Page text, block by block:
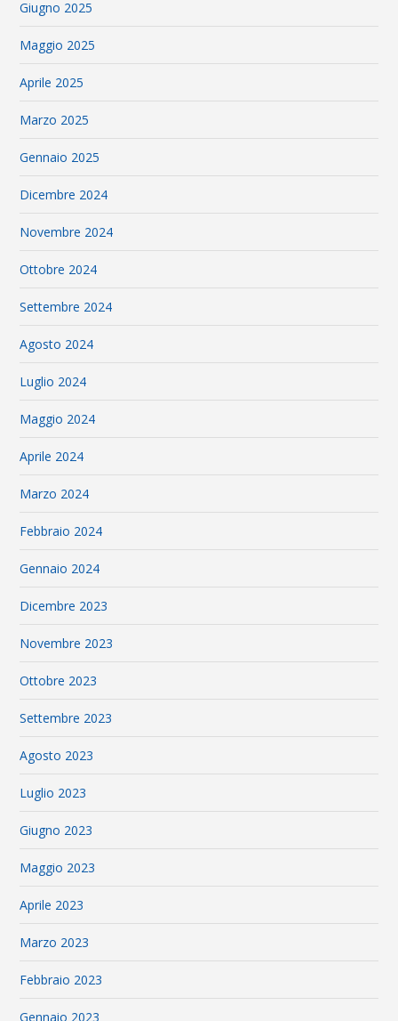
Giugno 2025
Maggio 2025
Aprile 2025
Marzo 2025
Gennaio 2025
Dicembre 2024
Novembre 2024
Ottobre 2024
Settembre 2024
Agosto 2024
Luglio 2024
Maggio 2024
Aprile 2024
Marzo 2024
Febbraio 2024
Gennaio 2024
Dicembre 2023
Novembre 2023
Ottobre 2023
Settembre 2023
Agosto 2023
Luglio 2023
Giugno 2023
Maggio 2023
Aprile 2023
Marzo 2023
Febbraio 2023
Gennaio 2023